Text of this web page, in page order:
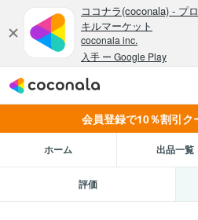
会員登録で10％割引ク
ホーム 出品一覧
評価